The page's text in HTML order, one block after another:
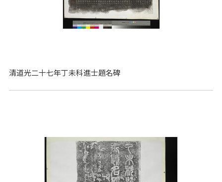
清道光二十七年丁未科進士題名碑